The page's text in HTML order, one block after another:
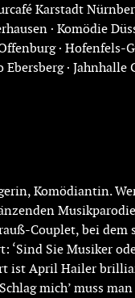
Karstadt
· Komödie
· Hofenfels-
· Jahnhalle
Komödiantin.
Couplet, bei
Sie Musiker
ist April Hailer
mich’ muss